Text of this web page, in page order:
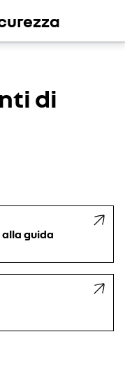
di
guida